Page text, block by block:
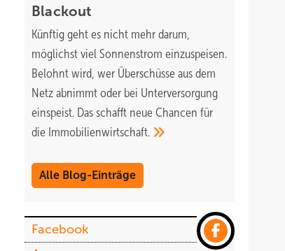
Blackout
Künftig geht es nicht mehr darum,
möglichst viel Sonnenstrom einzuspeisen.
Belohnt wird, wer Überschüsse aus dem
Netz abnimmt oder bei Unterversorgung
einspeist. Das schafft neue Chancen für
die Immobilienwirtschaft.
Alle Blog-Einträge
Facebook